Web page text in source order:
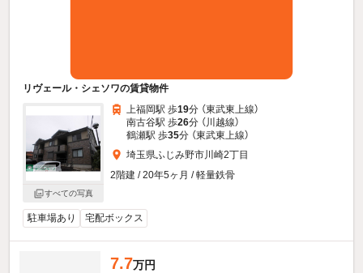
リヴェール・シェソワの賃貸物件
すべての写真
上福岡駅 歩19分 （東武東上線）
南古谷駅 歩26分 （川越線）
鶴瀬駅 歩35分 （東武東上線）
埼玉県ふじみ野市川崎2丁目
2階建 / 20年5ヶ月 / 軽量鉄骨
駐車場あり 宅配ボックス
7.7万円